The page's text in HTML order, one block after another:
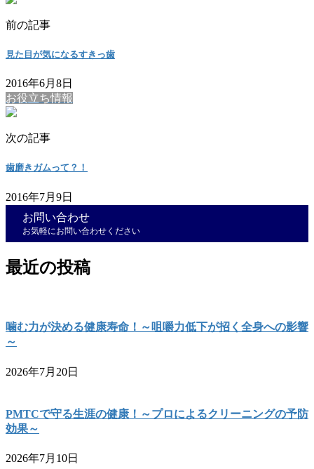
前の記事
見た目が気になるすきっ歯
2016年6月8日
お役立ち情報
次の記事
歯磨きガムって？！
2016年7月9日
お問い合わせ
お気軽にお問い合わせください
最近の投稿
噛む力が決める健康寿命！～咀嚼力低下が招く全身への影響
～
2026年7月20日
PMTCで守る生涯の健康！～プロによるクリーニングの予防
効果～
2026年7月10日